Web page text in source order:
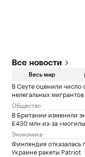
Все новости
Весь мир
В Сеуте оценили число
нелегальных
Общество
В Британии изменили
£430 млн из-за
Экономика
Финляндия отказалась
Украине ракеты Patriot